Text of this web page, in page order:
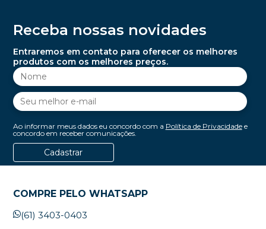
Receba nossas novidades
Entraremos em contato para oferecer os melhores
produtos com os melhores preços.
Ao informar meus dados eu concordo com a Política de Privacidadee
concordo em receber comunicações.
Cadastrar
COMPRE PELO WHATSAPP
(61) 3403-0403